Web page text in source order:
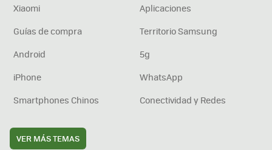
Xiaomi
Aplicaciones
Guías de compra
Territorio Samsung
Android
5g
iPhone
WhatsApp
Smartphones Chinos
Conectividad y Redes
VER MÁS TEMAS